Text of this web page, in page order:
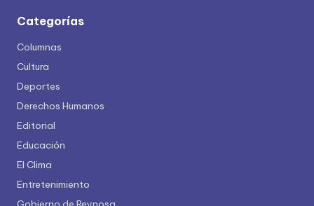
Categorías
Columnas
Cultura
Deportes
Derechos Humanos
Editorial
Educación
El Clima
Entretenimiento